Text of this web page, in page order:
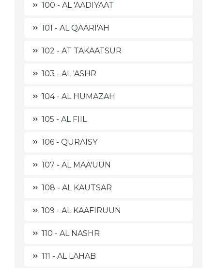
100 - AL 'AADIYAAT
101 - AL QAARI'AH
102 - AT TAKAATSUR
103 - AL 'ASHR
104 - AL HUMAZAH
105 - AL FIIL
106 - QURAISY
107 - AL MAA'UUN
108 - AL KAUTSAR
109 - AL KAAFIRUUN
110 - AL NASHR
111 - AL LAHAB